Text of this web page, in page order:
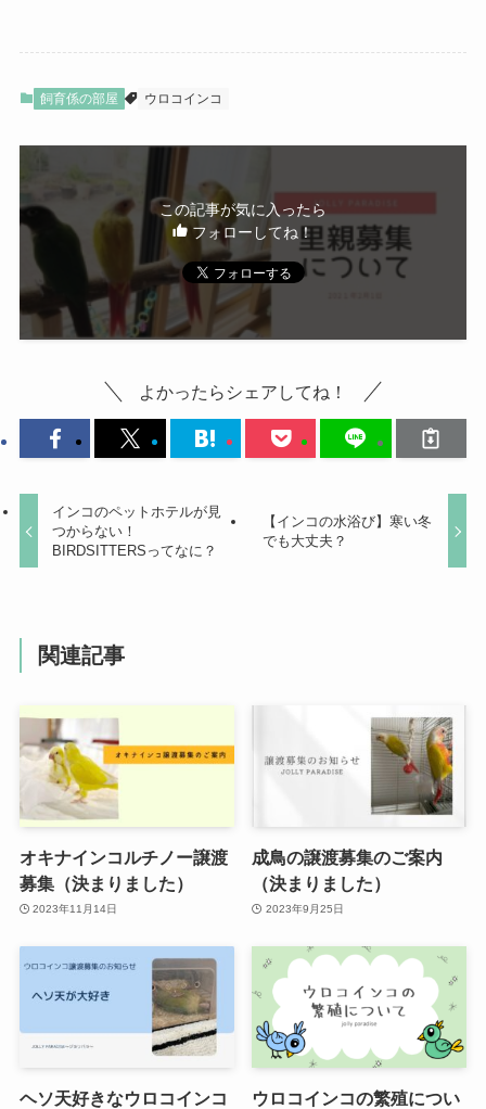
飼育係の部屋 ウロコインコ
この記事が気に入ったら
フォローしてね！
よかったらシェアしてね！
インコのペットホテルが見
つからない！
BIRDSITTERSってなに？
【インコの水浴び】寒い冬
でも大丈夫？
関連記事
オキナインコルチノー譲渡
募集（決まりました）
2023年11月14日
成鳥の譲渡募集のご案内
（決まりました）
2023年9月25日
ヘソ天好きなウロコインコ
ウロコインコの繁殖につい